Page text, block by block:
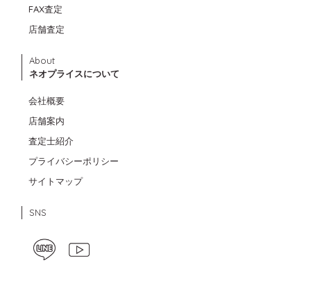
FAX査定
店舗査定
About
ネオプライスについて
会社概要
店舗案内
査定士紹介
プライバシーポリシー
サイトマップ
SNS